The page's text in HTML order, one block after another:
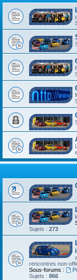
Sujets : 273
rencontres non-
Sous-forums :
Sujets : 866